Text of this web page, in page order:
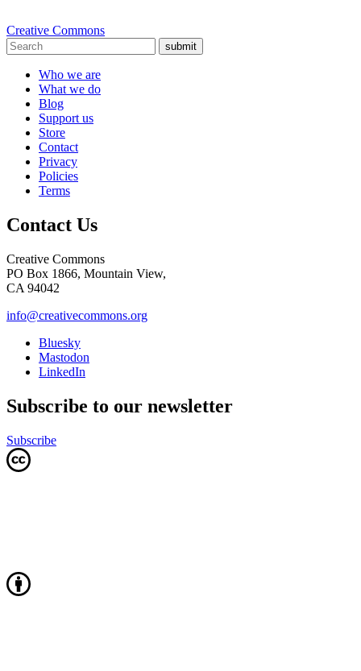
Creative Commons
submit
Who we are
What we do
Blog
Support us
Store
Contact
Privacy
Policies
Terms
Contact Us
Creative Commons
PO Box 1866, Mountain View,
CA 94042
info@creativecommons.org
Bluesky
Mastodon
LinkedIn
Subscribe to our newsletter
Subscribe